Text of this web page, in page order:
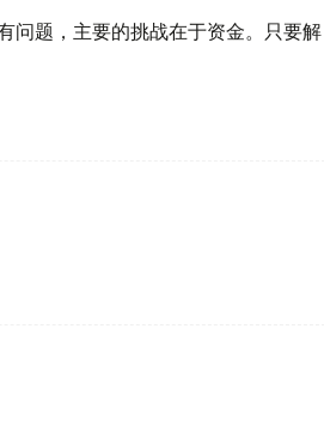
问题，主要的挑战在于资金。只要解